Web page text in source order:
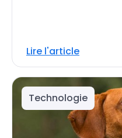
Lire l'article
Technologie